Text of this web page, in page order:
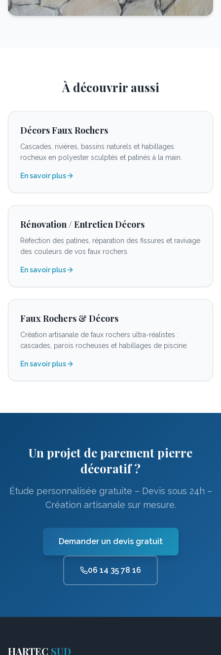
À découvrir aussi
Décors Faux Rochers
Cascades, rivières, bassins naturels et habillages
rocheux en polyester sculptés et patinés à la main.
En savoir plus
Rénovation / Entretien Décors
Réfection des patines, réparation des fissures et ravivage
des couleurs de vos faux rochers.
En savoir plus
Faux Rochers & Décors
Création artisanale de faux rochers ultra-réalistes :
cascades, parois rocheuses et habillages de piscine.
En savoir plus
Un projet de parement pierre
décoratif ?
Étude personnalisée gratuite – Devis sous 24h –
Création artisanale sur mesure.
Demander un devis gratuit
06 14 35 78 16
HARTEC SUD